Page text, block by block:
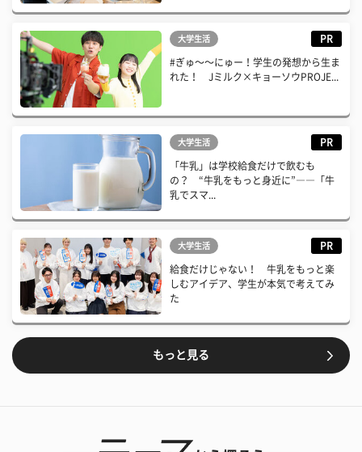
大学生活 PR
#ぎゅ〜〜にゅー！学生の発想から生ま
れた！ Jミルク×キョーソウPROJE...
大学生活 PR
「牛乳」は学校給食だけで飲むも
の？ “牛乳をもっと身近に”――「牛
乳でスマ...
大学生活 PR
給食だけじゃない！ 牛乳をもっと楽
しむアイデア、学生が本気で考えてみ
た
もっと見る